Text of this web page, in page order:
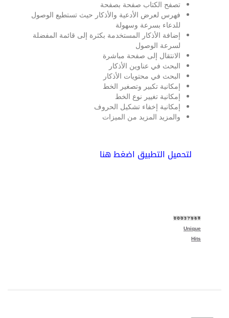
تصفح الكتاب صفحة بصفحة
فهرس لعرض الأدعية والأذكار حيث تستطيع الوصول
للدعاء بسرعة وسهولة
إضافة الأذكار المستخدمة بكثرة إلى قائمة المفضلة
لسرعة الوصول
الانتقال إلى صفحة مباشرة
البحث في عناوين الأذكار
البحث في محتويات الأذكار
إمكانية تكبير وتصغير الخط
إمكانية تغيير نوع الخط
إمكانية إخفاء تشكيل الحروف
والمزيد المزيد من الميزات
لتحميل التطبيق اضغط هنا
Unique
Hits